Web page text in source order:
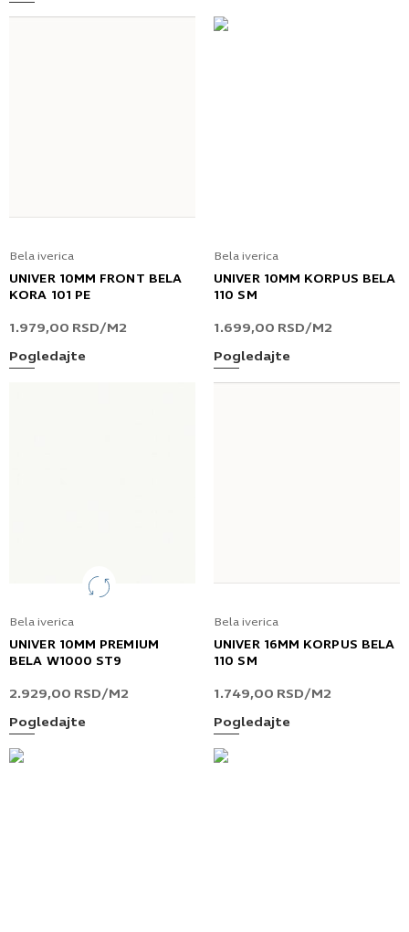
Bela iverica
UNIVER 10MM FRONT BELA
KORA 101 PE
1.979,00 RSD/M2
Pogledajte
Bela iverica
UNIVER 10MM KORPUS BELA
110 SM
1.699,00 RSD/M2
Pogledajte
Bela iverica
UNIVER 10MM PREMIUM
BELA W1000 ST9
2.929,00 RSD/M2
Pogledajte
Bela iverica
UNIVER 16MM KORPUS BELA
110 SM
1.749,00 RSD/M2
Pogledajte